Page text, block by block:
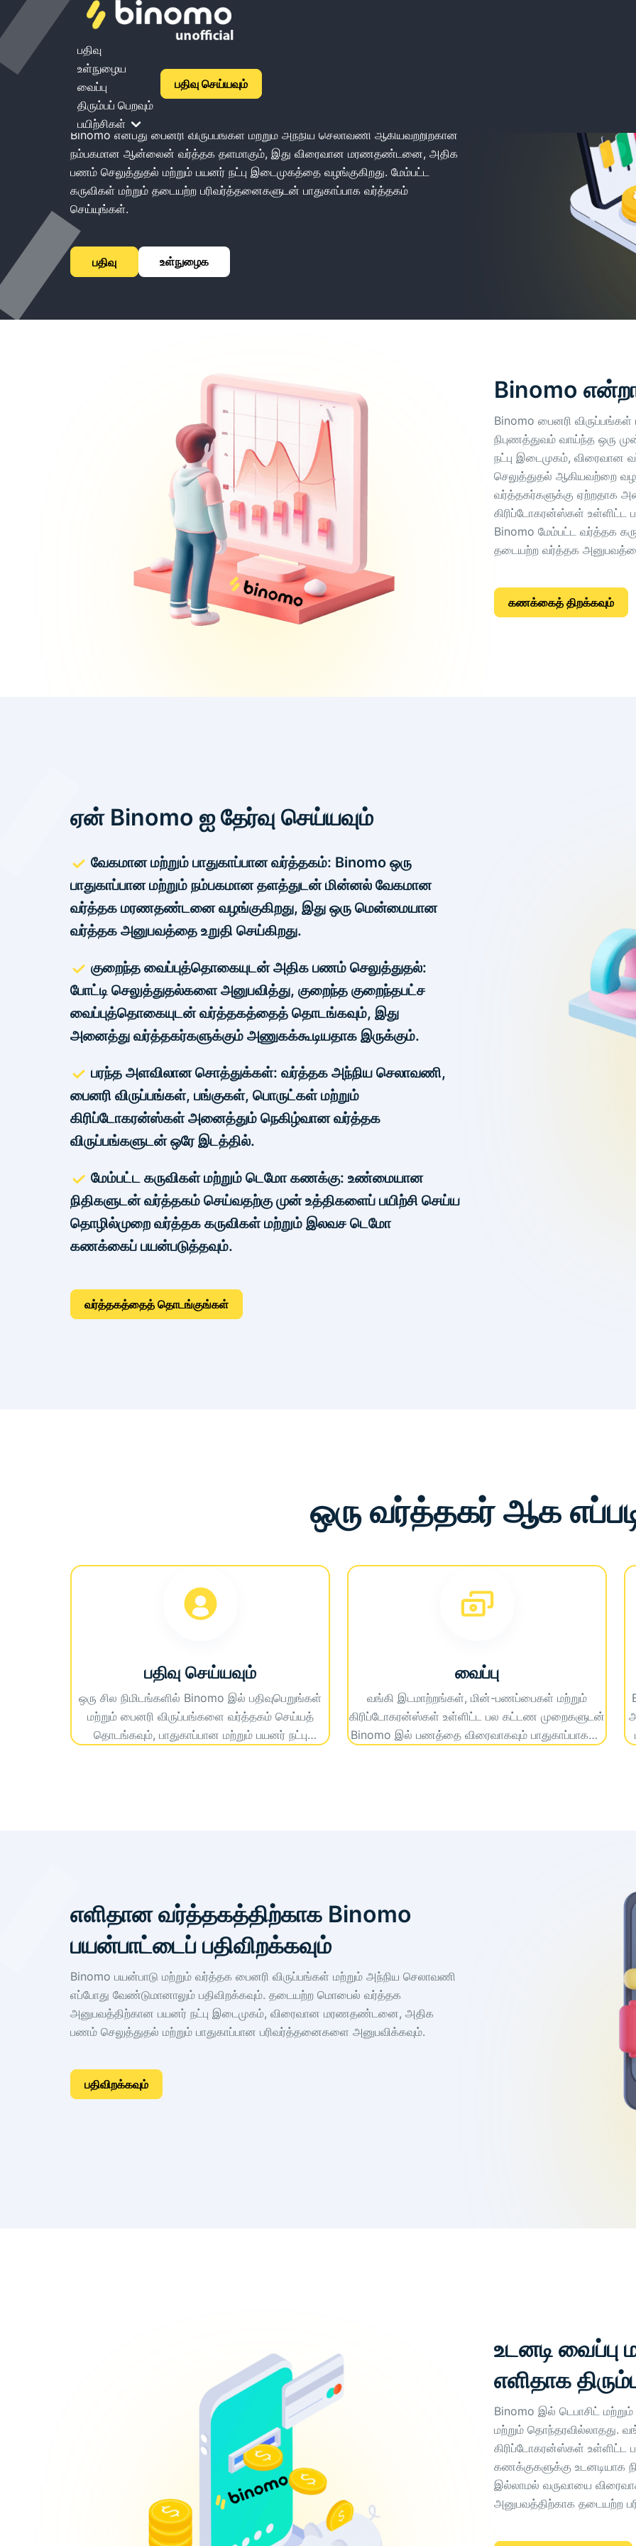
பதிவு
உள்நுழைய
வைப்பு
திரும்பப் பெறவும்
பயிற்சிகள்
பதிவு செய்யவும்
Binomo Broker - Binomo
Binomo: பைனரி விருப்பங்கள் மற்றும் அந்நிய செலாவணி ஆகியவற்றிற்கான இறுதி
வர்த்தக தளம்
Binomo என்பது பைனரி விருப்பங்கள் மற்றும் அந்நிய செலாவணி ஆகியவற்றிற்கான
நம்பகமான ஆன்லைன் வர்த்தக தளமாகும், இது விரைவான மரணதண்டனை, அதிக
பணம் செலுத்துதல் மற்றும் பயனர் நட்பு இடைமுகத்தை வழங்குகிறது. மேம்பட்ட
கருவிகள் மற்றும் தடையற்ற பரிவர்த்தனைகளுடன் பாதுகாப்பாக வர்த்தகம்
செய்யுங்கள்.
பதிவு உள்நுழைக
Binomo
Binomo பைனரி
நிபுணத்துவம் வாய்ந்த
நட்பு இடைமுகம், விரைவான
செலுத்துதல் ஆகியவற்றை
வர்த்தகர்களுக்கு ஏற்றதாக
கிரிப்டோகரன்ஸ்கள்
Binomo மேம்பட்ட வர்த்தக
தடையற்ற வர்த்தக
கணக்கைத் திறக்கவும்
ஏன் Binomo ஐ தேர்வு செய்யவும்
வேகமான மற்றும் பாதுகாப்பான வர்த்தகம்: Binomo ஒரு
பாதுகாப்பான மற்றும் நம்பகமான தளத்துடன் மின்னல் வேகமான
வர்த்தக மரணதண்டனை வழங்குகிறது, இது ஒரு மென்மையான
வர்த்தக அனுபவத்தை உறுதி செய்கிறது.
குறைந்த வைப்புத்தொகையுடன் அதிக பணம் செலுத்துதல்:
போட்டி செலுத்துதல்களை அனுபவித்து, குறைந்த குறைந்தபட்ச
வைப்புத்தொகையுடன் வர்த்தகத்தைத் தொடங்கவும், இது
அனைத்து வர்த்தகர்களுக்கும் அணுகக்கூடியதாக இருக்கும்.
பரந்த அளவிலான சொத்துக்கள்: வர்த்தக அந்நிய செலாவணி,
பைனரி விருப்பங்கள், பங்குகள், பொருட்கள் மற்றும்
கிரிப்டோகரன்ஸ்கள் அனைத்தும் நெகிழ்வான வர்த்தக
விருப்பங்களுடன் ஒரே இடத்தில்.
மேம்பட்ட கருவிகள் மற்றும் டெமோ கணக்கு: உண்மையான
நிதிகளுடன் வர்த்தகம் செய்வதற்கு முன் உத்திகளைப் பயிற்சி செய்ய
தொழில்முறை வர்த்தக கருவிகள் மற்றும் இலவச டெமோ
கணக்கைப் பயன்படுத்தவும்.
வர்த்தகத்தைத் தொடங்குங்கள்
ஒரு வர்த்தகர் ஆக
பதிவு செய்யவும்
ஒரு சில நிமிடங்களில் Binomo இல் பதிவுபெறுங்கள்
மற்றும் பைனரி விருப்பங்களை வர்த்தகம் செய்யத்
தொடங்கவும், பாதுகாப்பான மற்றும் பயனர் நட்பு
வைப்பு
வங்கி இடமாற்றங்கள், மின்-பணப்பைகள் மற்றும்
கிரிப்டோகரன்ஸ்கள் உள்ளிட்ட பல கட்டண முறைகளுடன்
Binomo இல் பணத்தை விரைவாகவும் பாதுகாப்பாகவும்
எளிதான வர்த்தகத்திற்காக Binomo
பயன்பாட்டைப் பதிவிறக்கவும்
Binomo பயன்பாடு மற்றும் வர்த்தக பைனரி விருப்பங்கள் மற்றும் அந்நிய செலாவணி
எப்போது வேண்டுமானாலும் பதிவிறக்கவும். தடையற்ற மொபைல் வர்த்தக
அனுபவத்திற்கான பயனர் நட்பு இடைமுகம், விரைவான மரணதண்டனை, அதிக
பணம் செலுத்துதல் மற்றும் பாதுகாப்பான பரிவர்த்தனைகளை அனுபவிக்கவும்.
பதிவிறக்கவும்
உடனடி வைப்பு
எளிதாக
Binomo இல் டெபாசிட் மற்றும்
மற்றும் தொந்தரவில்லாதது.
கிரிப்டோகரன்ஸ்கள்
கணக்குகளுக்கு உடனடியாக
இல்லாமல் வருவாயை
அனுபவத்திற்காக தடையற்ற